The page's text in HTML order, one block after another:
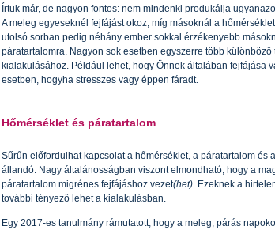
Írtuk már, de nagyon fontos: nem mindenki produkálja
A meleg egyeseknél fejfájást okoz, míg másoknál a
utolsó sorban pedig néhány ember sokkal érzékenyebb
páratartalomra. Nagyon sok esetben egyszerre több különböző
kialakulásához. Például lehet, hogy Önnek általában fejfájása
esetben, hogyha stresszes vagy éppen fáradt.
Hőmérséklet és páratartalom
Sűrűn előfordulhat kapcsolat a hőmérséklet, a páratartalom és
állandó. Nagy általánosságban viszont elmondható, hogy a
páratartalom migrénes fejfájáshoz vezet(het). Ezeknek a
további tényező lehet a kialakulásban.
Egy 2017-es tanulmány rámutatott, hogy a meleg, párás